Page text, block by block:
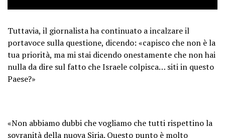
Tuttavia, il giornalista ha continuato a incalzare il
portavoce sulla questione, dicendo: «capisco che non è la
tua priorità, ma mi stai dicendo onestamente che non hai
nulla da dire sul fatto che Israele colpisca… siti in questo
Paese?»
«Non abbiamo dubbi che vogliamo che tutti rispettino la
sovranità della nuova Siria. Questo punto è molto